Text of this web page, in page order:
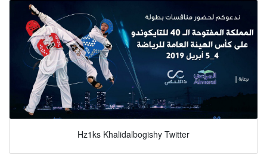
Hz1ks Khalidalbogishy Twitter